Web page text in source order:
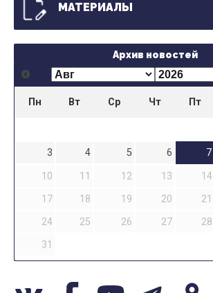
МАТЕРИАЛЫ
Архив новостей
Пн Вт Ср Чт Пт
3
4 5 6 7
10
11 12 13 14
17
18 19 20 21
24
25 26 27 28
31